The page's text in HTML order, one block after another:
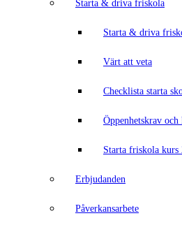
Starta & driva friskola
Starta & driva
Värt att veta
Checklista starta
Öppenhetskrav och
Starta friskola kurs
Erbjudanden
Påverkansarbete